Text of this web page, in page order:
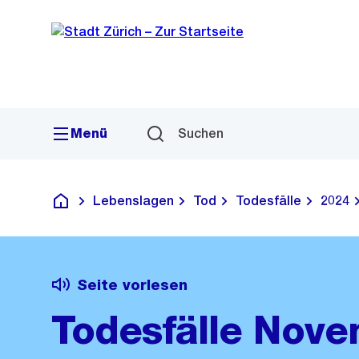
Navigation
Sprunglink
Menü Suchen
Deutsch
Lebenslagen Tod Todesfälle 2024
Seite vorlesen
Todesfälle